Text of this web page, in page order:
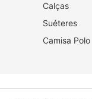
Calças
Suéteres
Camisa Polo